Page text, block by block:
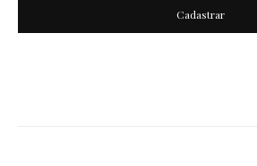
Cadastrar